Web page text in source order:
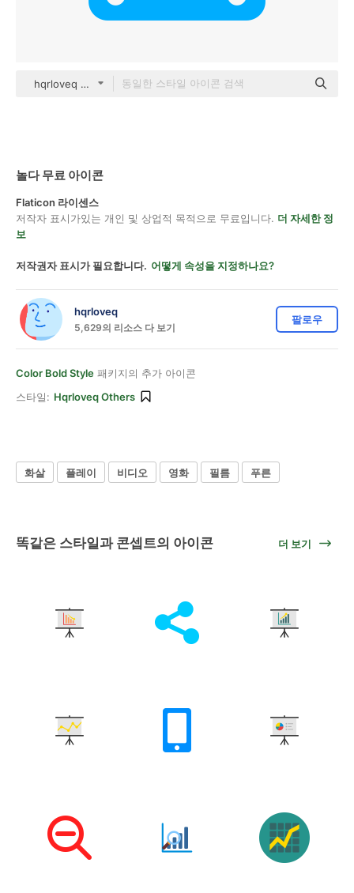
hqrloveq Others
놀다 무료 아이콘
Flaticon 라이센스
저작자 표시가있는 개인 및 상업적 목적으로 무료입니다. 더 자세한 정
보
저작권자 표시가 필요합니다. 어떻게 속성을 지정하나요?
hqrloveq
5,629의 리소스 다 보기
팔로우
Color Bold Style 패키지의 추가 아이콘
스타일: Hqrloveq Others
화살 플레이 비디오 영화 필름 푸른
똑같은 스타일과 콘셉트의 아이콘 더 보기